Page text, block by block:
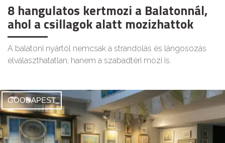
8 hangulatos kertmozi a Balatonnál,
ahol a csillagok alatt mozizhattok
A balatoni nyártól nemcsak a strandolás és lángosozás
elválaszthatatlan, hanem a szabadtéri mozi is.
GOODAPEST